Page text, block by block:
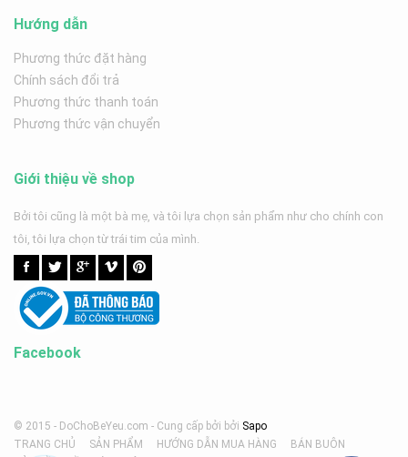
Hướng dẫn
Phương thức đặt hàng
Chính sách đổi trả
Phương thức thanh toán
Phương thức vận chuyển
Giới thiệu về shop
Bởi tôi cũng là một bà mẹ, và tôi lựa chọn sản phẩm như cho chính con
tôi, tôi lựa chọn từ trái tim của mình.
Facebook
© 2015 - DoChoBeYeu.com - Cung cấp bởi bởi Sapo
TRANG CHỦ
SẢN PHẨM HƯỚNG DẪN MUA HÀNG BÁN BUÔN